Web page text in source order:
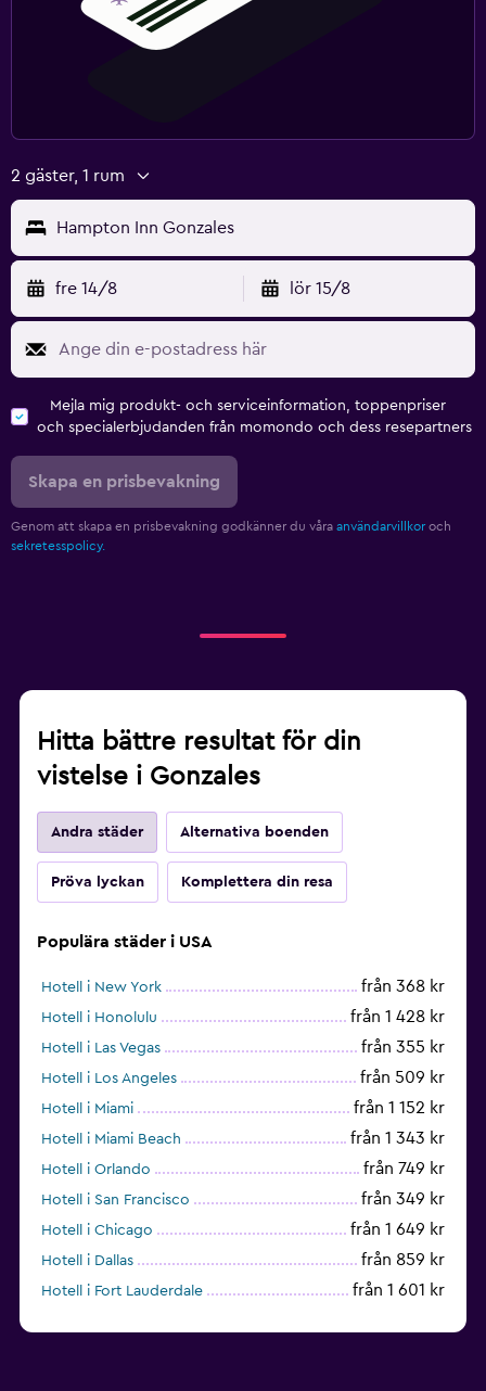
2 gäster, 1 rum
Hampton Inn Gonzales
fre 14/8 lör 15/8
Mejla mig produkt- och serviceinformation, toppenpriser
och specialerbjudanden från momondo och dess resepartners
Skapa en prisbevakning
Genom att skapa en prisbevakning godkänner du våra användarvillkor och
sekretesspolicy.
Hitta bättre resultat för din
vistelse i Gonzales
Andra städer Alternativa boenden
Pröva lyckan Komplettera din resa
Populära städer i USA
Hotell i New York från 368 kr
Hotell i Honolulu från 1 428 kr
Hotell i Las Vegas från 355 kr
Hotell i Los Angeles från 509 kr
Hotell i Miami från 1 152 kr
Hotell i Miami Beach från 1 343 kr
Hotell i Orlando från 749 kr
Hotell i San Francisco från 349 kr
Hotell i Chicago från 1 649 kr
Hotell i Dallas från 859 kr
Hotell i Fort Lauderdale från 1 601 kr